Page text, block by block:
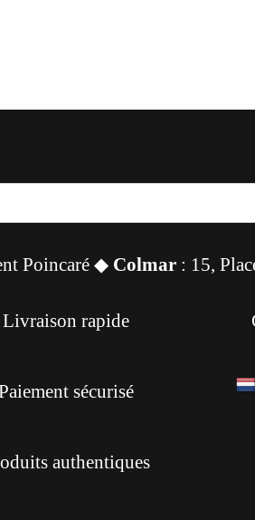
Poincaré ◆ Colmar : 15,
Livraison rapide
sécurisé
authentiques